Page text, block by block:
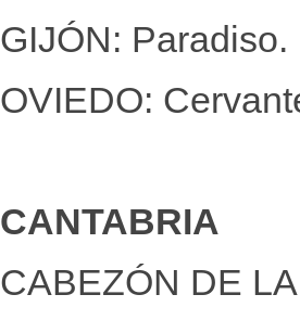
GIJÓN: Paradiso.
OVIEDO:
CANTABRIA
CABEZÓN DE